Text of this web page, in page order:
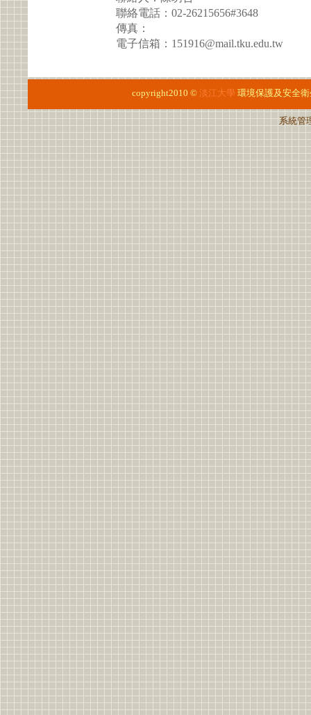
聯絡電話：02-26215656#3648
傳真：
電子信箱：151916@mail.tku.edu.tw
copyright2010 © 淡江大學 環境保護及安全
系統管